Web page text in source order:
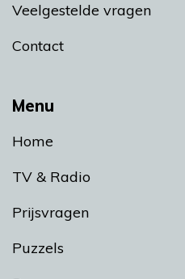
Menu
Home
TV & Radio
Prijsvragen
Puzzels
Veelgestelde vragen
Contact